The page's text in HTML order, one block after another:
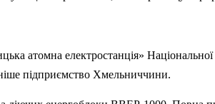
атомна електростанція»
підприємство Хмельниччини.